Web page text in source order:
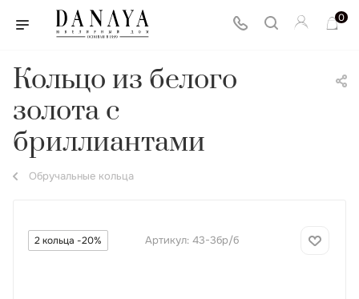
0
Кольцо из белого
золота с
бриллиантами
Обручальные кольца
2 кольца -20% Артикул: 43-3бр/б